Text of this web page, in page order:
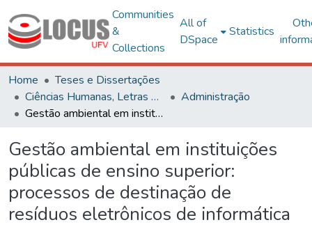
Communities
&
Collections
All of
DSpace
Statistics
Home
Teses e Dissertações
Ciências Humanas, Letras e Artes
Administração
Gestão ambiental em instituições públicas de ensino superior: processos de destinação de resíduos eletrônicos de informática
Gestão ambiental em instituições
públicas de ensino superior:
processos de destinação de
resíduos eletrônicos de informática